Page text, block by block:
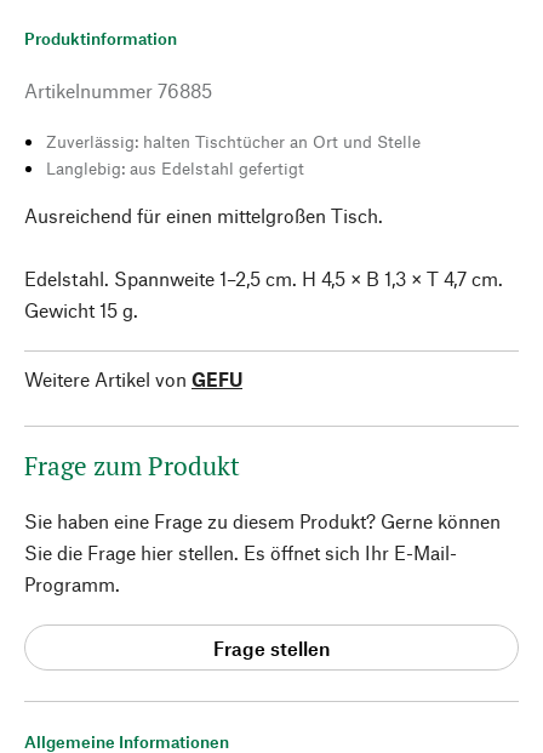
Allgemeine Informationen
Produktinformation
Artikelnummer 76885
Zuverlässig: halten Tischtücher an Ort und Stelle
Langlebig: aus Edelstahl gefertigt
Ausreichend für einen mittelgroßen Tisch.
Edelstahl. Spannweite 1–2,5 cm. H 4,5 × B 1,3 × T 4,7 cm.
Gewicht 15 g.
Weitere Artikel von GEFU
Frage zum Produkt
Sie haben eine Frage zu diesem Produkt? Gerne können
Sie die Frage hier stellen. Es öffnet sich Ihr E-Mail-
Programm.
Frage stellen